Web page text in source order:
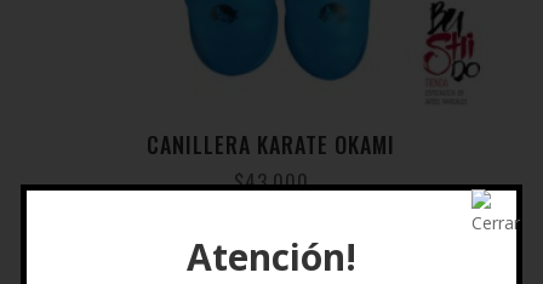
CANILLERA KARATE OKAMI
$43.000
Atención!